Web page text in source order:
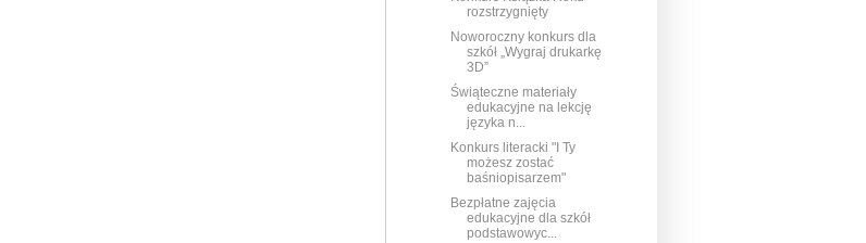
rozstrzygnięty
Noworoczny konkurs dla
szkół „Wygraj drukarkę
3D”
Świąteczne materiały
edukacyjne na lekcję
języka n...
Konkurs literacki "I Ty
możesz zostać
baśniopisarzem"
Bezpłatne zajęcia
edukacyjne dla szkół
podstawowyc...